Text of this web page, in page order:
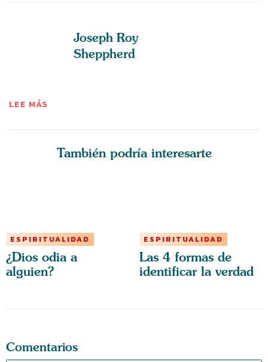
Joseph Roy
Sheppherd
LEE MÁS
También podría interesarte
ESPIRITUALIDAD
¿Dios odia a
alguien?
ESPIRITUALIDAD
Las 4 formas de
identificar la verdad
Comentarios